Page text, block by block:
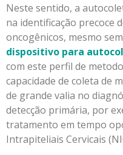
Neste sentido, a
na identificação precoce
oncogênicos, mesmo
dispositivo para
com este perfil de
capacidade de coleta de
de grande valia no
detecção primária, por
tratamento em tempo
Intrapiteliais Cervicais